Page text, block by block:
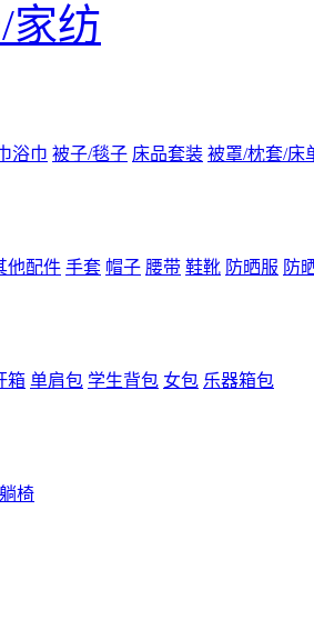
家纺
浴巾 被子/毯子 床品套装 被罩/枕套/床
他配件 手套 帽子 腰带 鞋靴 防晒服 防
箱 单肩包 学生背包 女包 乐器箱包
椅